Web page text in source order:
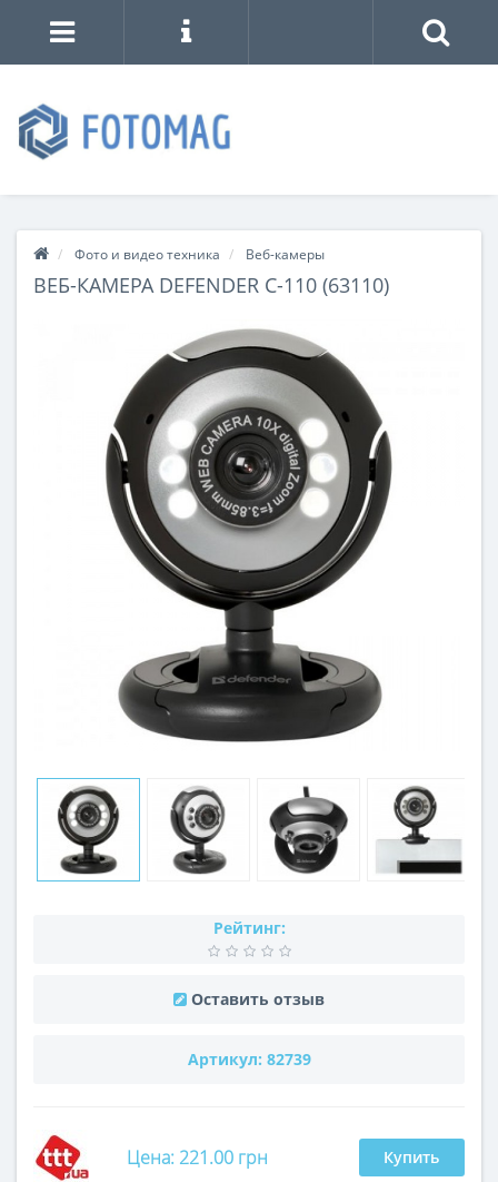
Фото и видео техника Веб-камеры
ВЕБ-КАМЕРА DEFENDER C-110 (63110)
Рейтинг:
Оставить отзыв
Артикул: 82739
Цена: 221.00 грн Купить